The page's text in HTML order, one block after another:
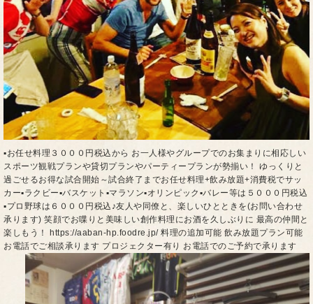
▪お任せ料理３０００円税込から お一人様やグループでのお集まりに相応しい
スポーツ観戦プランや貸切プランやパーティープランが勢揃い！ ゆっくりと
過ごせるお得な試合開始～試合終了までお任せ料理+飲み放題+消費税でサッ
カー▪ラクビー▪バスケット▪マラソン▪オリンピック▪バレー等は５０００円税込
▪プロ野球は６０００円税込♪友人や同僚と、楽しいひとときを(お問い合わせ
承ります) 笑顔でお喋りと美味しい創作料理にお酒を久しぶりに 最高の仲間と
楽しもう！ https://aaban-hp.foodre.jp/ 料理の追加可能 飲み放題プラン可能
お電話でご相談承ります プロジェクター有り お電話でのご予約で承ります